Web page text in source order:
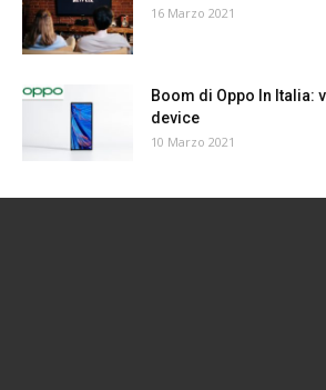
16 Marzo 2021
Boom di Oppo In Italia:
device
10 Marzo 2021